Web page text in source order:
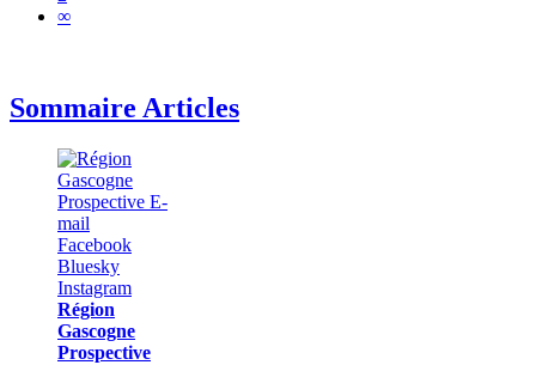
∞
Sommaire Articles
Région
Gascogne
Prospective